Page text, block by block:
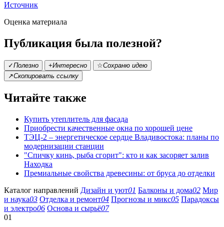
Источник
Оценка материала
Публикация была полезной?
✓Полезно +Интересно ☆Сохраню идею
↗Скопировать ссылку
Читайте также
Купить утеплитель для фасада
Приобрести качественные окна по хорошей цене
ТЭЦ-2 – энергетическое сердце Владивостока: планы по
модернизации станции
"Спичку кинь, рыба сгорит": кто и как засоряет залив
Находка
Премиальные свойства древесины: от бруса до отделки
Каталог направлений Дизайн и уют01 Балконы и дома02 Мир
и наука03 Отделка и ремонт04 Прогнозы и микс05 Парадоксы
и электро06 Основа и сырьё07
01